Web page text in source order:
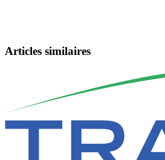
Articles similaires